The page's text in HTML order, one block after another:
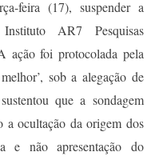
feira (17), suspender a
AR7 Pesquisas
ação foi protocolada pela
sob a alegação de
que a sondagem
a ocultação da origem dos
e não apresentação do